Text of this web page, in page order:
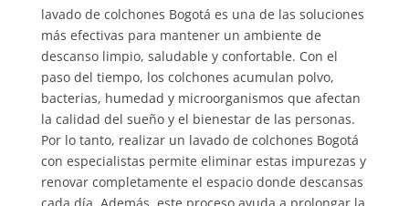
lavado de colchones Bogotá es una de las soluciones
más efectivas para mantener un ambiente de
descanso limpio, saludable y confortable. Con el
paso del tiempo, los colchones acumulan polvo,
bacterias, humedad y microorganismos que afectan
la calidad del sueño y el bienestar de las personas.
Por lo tanto, realizar un lavado de colchones Bogotá
con especialistas permite eliminar estas impurezas y
renovar completamente el espacio donde descansas